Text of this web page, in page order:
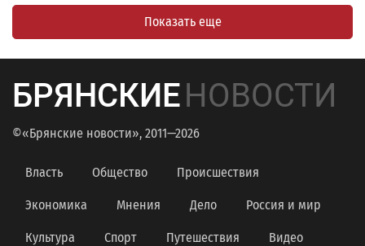
Показать еще
БРЯНСКИЕНОВОСТИ
©«Брянские новости», 2011—2026
Власть Общество Происшествия
Экономика Мнения Дело Россия и мир
Культура Спорт Путешествия Видео